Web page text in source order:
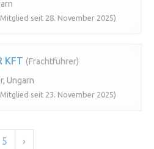
seit 28. November 2025)
KFT (Frachtführer)
Ungarn
seit 23. November 2025)
5 ›